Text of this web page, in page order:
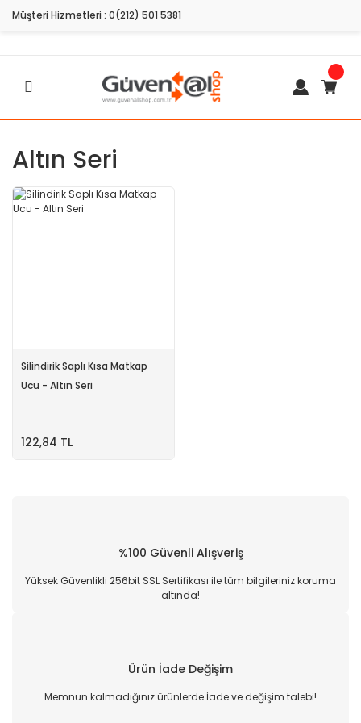
Müşteri Hizmetleri : 0(212) 501 5381
Altın Seri
Silindirik Saplı Kısa Matkap
Ucu - Altın Seri
122,84 TL
%100 Güvenli Alışveriş
Yüksek Güvenlikli 256bit SSL Sertifikası ile tüm bilgileriniz koruma
altında!
Ürün İade Değişim
Memnun kalmadığınız ürünlerde İade ve değişim talebi!